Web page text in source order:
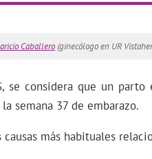
Caballero(ginecólogo en UR
se considera que un
semana 37 de embarazo.
causas más habituales